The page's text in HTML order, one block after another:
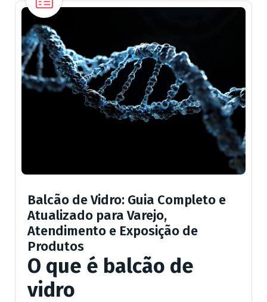
Balcão de Vidro: Guia Completo e
Atualizado para Varejo,
Atendimento e Exposição de
Produtos
O que é balcão de
vidro